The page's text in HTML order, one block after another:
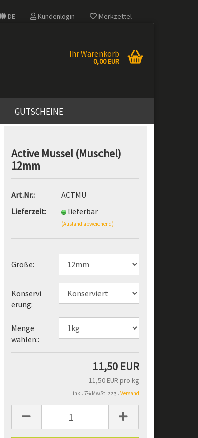
DE Kundenlogin Merkzettel
Ihr Warenkorb
0,00 EUR
GUTSCHEINE
Active Mussel (Muschel)
12mm
Art.Nr.:
ACTMU
Lieferzeit:
lieferbar
(Ausland abweichend)
Größe:
Konservi
erung:
Menge
wählen::
11,50 EUR
11,50 EUR pro kg
inkl. 7% MwSt. zzgl. Versand